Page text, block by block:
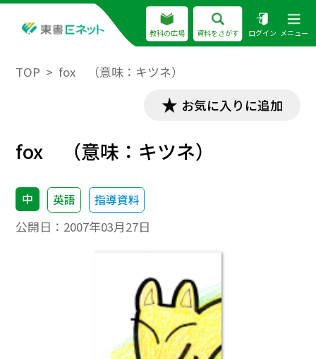
教科の広場 資料をさがす ログイン メニュー
TOP fox （意味：キツネ）
お気に入りに追加
fox （意味：キツネ）
中 英語 指導資料
公開日： 2007年03月27日